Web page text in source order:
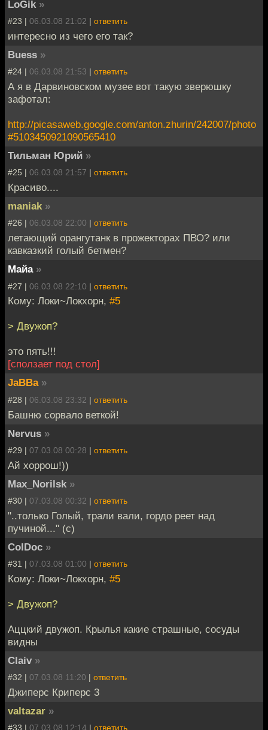
LoGik »
#23 | 06.03.08 21:02 | ответить
интересно из чего его так?
Buess »
#24 | 06.03.08 21:53 | ответить
А я в Дарвиновском музее вот такую зверюшку
зафотал:
http://picasaweb.google.com/anton.zhurin/242007/photo
#5103450921090565410
Тильман Юрий »
#25 | 06.03.08 21:57 | ответить
Красиво....
maniak »
#26 | 06.03.08 22:00 | ответить
летающий орангутанк в прожекторах ПВО? или
кавказкий голый бетмен?
Майа »
#27 | 06.03.08 22:10 | ответить
Кому: Локи~Локхорн, #5
> Двужоп?
это пять!!!
[сползает под стол]
JaBBa »
#28 | 06.03.08 23:32 | ответить
Башню сорвало веткой!
Nervus »
#29 | 07.03.08 00:28 | ответить
Ай хоррош!))
Max_Norilsk »
#30 | 07.03.08 00:32 | ответить
"..только Голый, трали вали, гордо реет над
пучиной..." (с)
ColDoc »
#31 | 07.03.08 01:00 | ответить
Кому: Локи~Локхорн, #5
> Двужоп?
Аццкий двужоп. Крылья какие страшные, сосуды
видны
Claiv »
#32 | 07.03.08 11:20 | ответить
Джиперс Криперс 3
valtazar »
#33 | 07.03.08 12:14 | ответить